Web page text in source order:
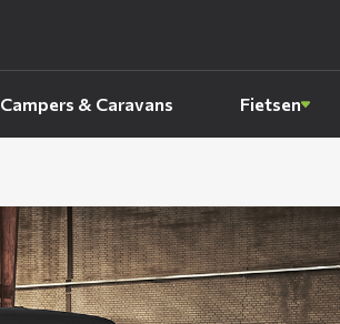
Campers & Caravans Fietsen